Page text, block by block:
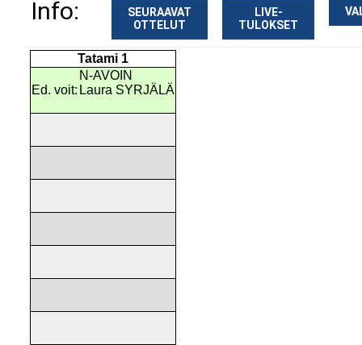
Info:
SEURAAVAT
OTTELUT
LIVE-
TULOKSET